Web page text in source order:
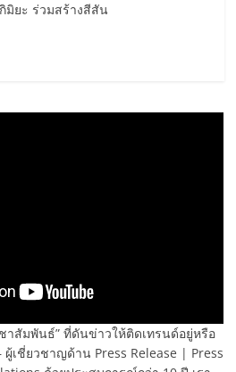
ยะ ร่วมสร้างสีสัน
าสัมพันธ์” ที่ดันข่าวให้ติดเทรนด์อยู่หรือ
ผู้เชี่ยวชาญด้าน Press Release | Press